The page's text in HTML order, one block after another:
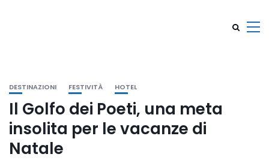
DESTINAZIONI FESTIVITÀ HOTEL
Il Golfo dei Poeti, una meta
insolita per le vacanze di
Natale